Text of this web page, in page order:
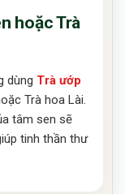
hoặc Trà
dùng Trà ướp
Trà hoa Lài.
tâm sen sẽ
tinh thần thư